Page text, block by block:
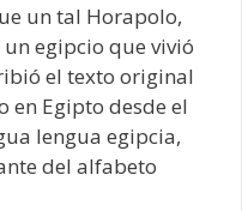
un tal Horapolo,
egipcio que vivió
el texto original
en Egipto desde el
lengua egipcia,
del alfabeto